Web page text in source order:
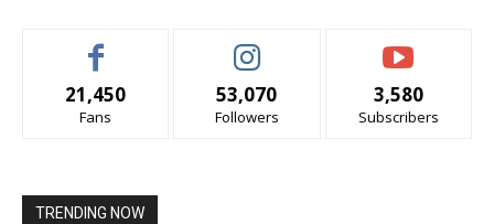
21,450
Fans
53,070
Followers
3,580
Subscribers
TRENDING NOW